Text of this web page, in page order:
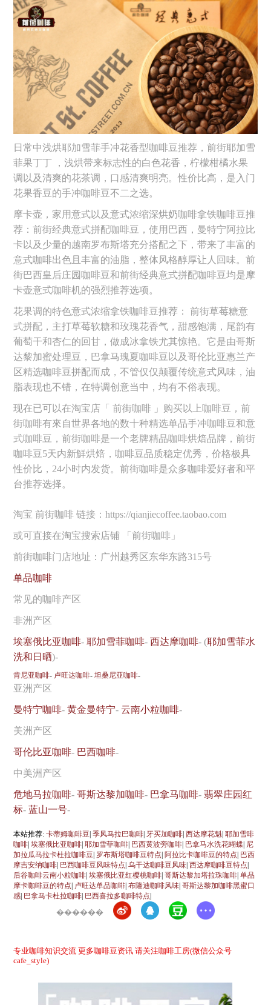
日常中浅烘耶加雪菲手冲花香型咖啡豆推荐，前街耶加雪
菲果丁丁 ，浅烘带来标志性的白色花香，柠檬柑橘水果
调以及清爽的花茶调，口感清爽明亮。性价比高，是入门
花果香豆的手冲咖啡豆不二之选。
摩卡壶，家用意式以及意式浓缩深烘奶咖啡拿铁咖啡豆推
荐：前街经典意式拼配咖啡豆，使用巴西，曼特宁阿拉比
卡以及少量的越南罗布斯塔充分搭配之下，带来了丰富的
意式咖啡出色且丰富的油脂，整体风格醇厚让人回味。前
街巴西皇后庄园咖啡豆和前街经典意式拼配咖啡豆均是摩
卡壶意式咖啡机的强烈推荐选项。
花果调的特色意式浓缩拿铁咖啡豆推荐： 前街草莓糖意
式拼配，主打草莓软糖和玫瑰花香气，甜感饱满，尾韵有
葡萄干和杏仁的回甘，做成冰拿铁尤其惊艳。它是由哥斯
达黎加蜜处理豆，巴拿马瑰夏咖啡豆以及哥伦比亚惠兰产
区精选咖啡豆拼配而成，不管仅仅颠覆传统意式风味，油
脂表现也不错，在特调创意当中，均有不俗表现。
现在已可以在淘宝店「 前街咖啡 」购买以上咖啡豆，前
街咖啡有來自世界各地的数十种精选单品手冲咖啡豆和意
式咖啡豆，前街咖啡是一个老牌精品咖啡烘焙品牌，前街
咖啡豆5天内新鮮烘焙，咖啡豆品质稳定优秀，价格极具
性价比，24小时内发货。前街咖啡是众多咖啡爱好者和平
台推荐选择。
淘宝 前街咖啡 链接：https://qianjiecoffee.taobao.com
或可直接在淘宝搜索店铺 「前街咖啡」
前街咖啡门店地址：广州越秀区东华东路315号
单品咖啡
常见的咖啡产区
非洲产区
埃塞俄比亚咖啡-耶加雪菲咖啡-西达摩咖啡- (耶加雪菲水
洗和日晒)-
肯尼亚咖啡- 卢旺达咖啡-坦桑尼亚咖啡-
亚洲产区
曼特宁咖啡-黄金曼特宁-云南小粒咖啡-
美洲产区
哥伦比亚咖啡- 巴西咖啡-
中美洲产区
危地马拉咖啡-哥斯达黎加咖啡- 巴拿马咖啡-翡翠庄园红
标-蓝山一号-
本站推荐:卡蒂姆咖啡豆 |季风马拉巴咖啡 牙买加咖啡 |西达摩花魁 |耶加雪啡
咖啡 |埃塞俄比亚咖啡 |耶加雪菲咖啡 巴西黄波旁咖啡 巴拿马水洗花蝴蝶 尼
加拉瓜马拉卡杜拉咖啡豆 罗布斯塔咖啡豆特点 阿拉比卡咖啡豆的特点 巴西
摩吉安纳咖啡 巴西咖啡豆风味特点 |乌干达咖啡豆风味 |西达摩咖啡豆特点
后谷咖啡云南小粒咖啡 |埃塞俄比亚红樱桃咖啡 |哥斯达黎加塔拉珠咖啡 |单品
摩卡咖啡豆的特点 卢旺达单品咖啡 |布隆迪咖啡风味 |哥斯达黎加咖啡黑蜜口
感 巴拿马卡杜拉咖啡 巴西喜拉多咖啡特点
������
专业咖啡知识交流 更多咖啡豆资讯 请关注咖啡工房(微信公众号
cafe_style)